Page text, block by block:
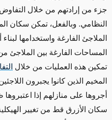
جزء من إرادتهم من خلال
النظامي. وبالفعل، تمكن سكان
الملاجئ الفارغة واستخدامها
المساحات الفارغة بين الملاجئ
تمكين هذه العمليات من خلال
المخيم الذين كانوا يجبرون
أجروها على منازلهم إذا
سكان الأزرق قط من تغيير